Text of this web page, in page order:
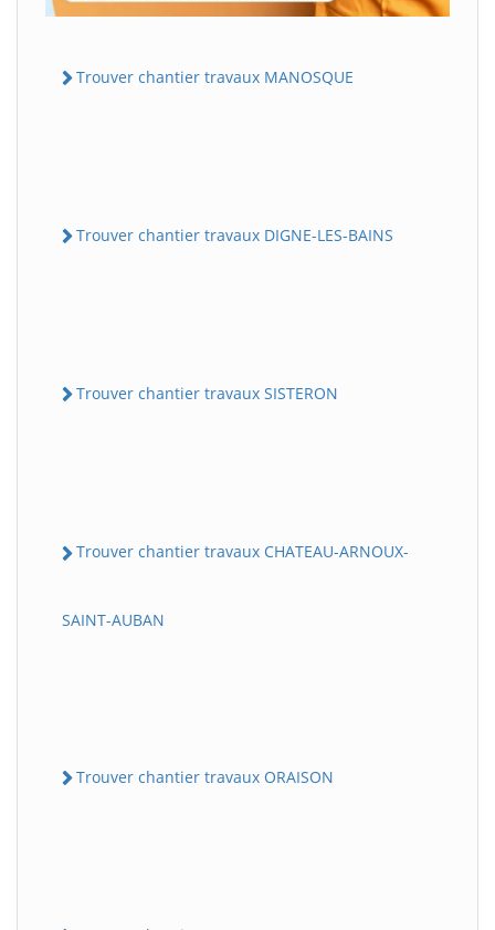
Trouver chantier travaux MANOSQUE
Trouver chantier travaux DIGNE-LES-BAINS
Trouver chantier travaux SISTERON
Trouver chantier travaux CHATEAU-ARNOUX-
SAINT-AUBAN
Trouver chantier travaux ORAISON